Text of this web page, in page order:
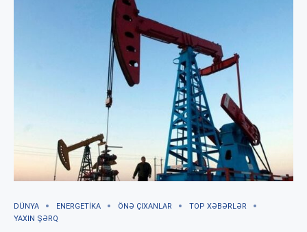
DÜNYA ENERGETIKA ÖNƏ ÇIXANLAR
TOP XƏBƏRLƏR
YAXIN ŞƏRQ